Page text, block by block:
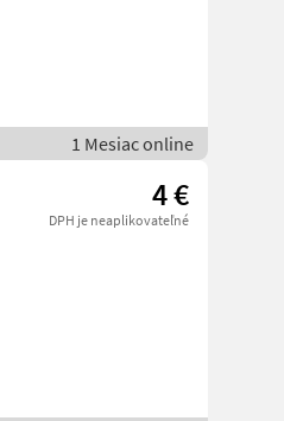
1 Mesiac online
4 €
DPH je neaplikovateľné